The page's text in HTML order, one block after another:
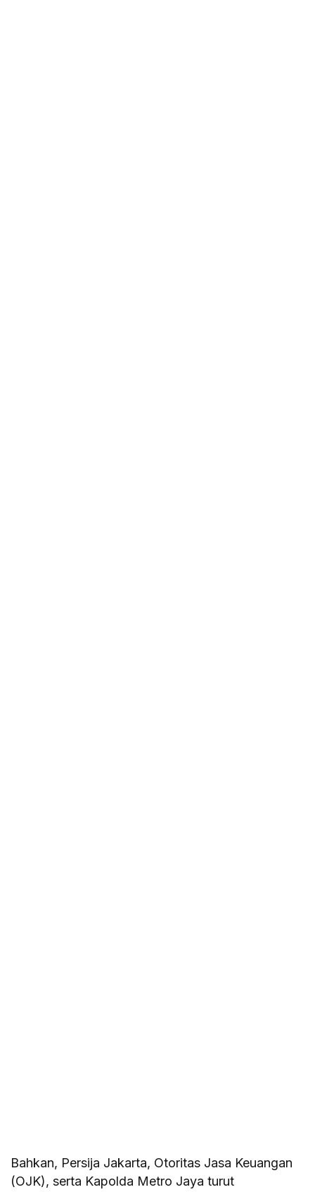
Bahkan, Persija Jakarta, Otoritas Jasa Keuangan
(OJK), serta Kapolda Metro Jaya turut